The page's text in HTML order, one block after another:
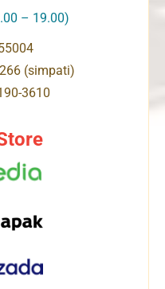
– 19.00)
(simpati)
3610